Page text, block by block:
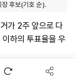
후보(기호 순).
가 2주 앞으로 다
하의 투표율을 우